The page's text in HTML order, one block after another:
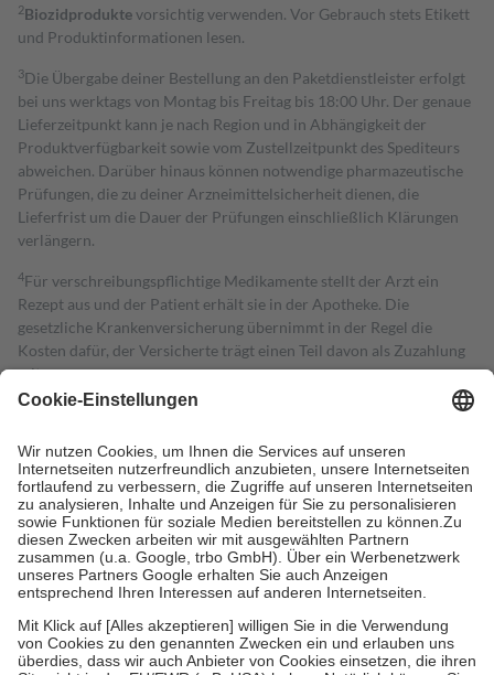
2Biozidproduktevorsichtig verwenden. Vor Gebrauch stets Etikett
und Produktinformationen lesen.
3Die Übergabe deiner Bestellung an den Paketdienstleister erfolgt
bei uns werktags von Montag bis Freitag bis 18:00 Uhr. Der genaue
Lieferzeitpunkt kann je nach Region und in Abhängigkeit der
Produktverfügbarkeit sowie vom Zustellzeitpunkt des Spediteurs
abweichen. Darüber hinaus können notwendige pharmazeutische
Prüfungen, die zu deiner Arzneimittelsicherheit dienen, die
Lieferfrist um die Dauer der Prüfungen einschließlich Klärungen
verlängern.
4Für verschreibungspflichtige Medikamente stellt der Arzt ein
Rezept aus und der Patient erhält sie in der Apotheke. Die
gesetzliche Krankenversicherung übernimmt in der Regel die
Kosten dafür, der Versicherte trägt einen Teil davon als Zuzahlung
mit.
Grundsätzlich leisten Mitglieder Zuzahlungen in Höhe von zehn
höchstens zehn Euro.
Es sind jedoch nie mehr als die tatsächlichen
Kosten der Leistung zu entrichten.
Diese Regeln gelten grundsätzlich auch für Online-Apotheken.
Bei Heilmitteln und häuslicher Krankenpflege beträgt die
Zuzahlung zehn Prozent der Kosten sowie zehn Euro je
Verordnung.
Um das Engagement der Versicherten für ihre eigene Gesundheit zu
stärken und die besondere Stellung der Familie zu unterstützen,
fallenkeine Zuzahlungenan bei:
• Kindern und Jugendlichen bis zum vollendeten 18. Lebensjahr